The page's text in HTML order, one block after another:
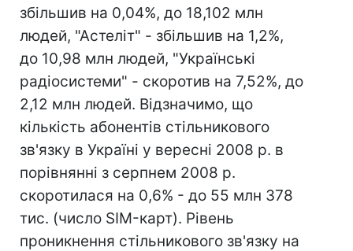
збільшив на 0,04%, до 18,102 млн
людей, "Астеліт" - збільшив на 1,2%,
до 10,98 млн людей, "Українські
радіосистеми" - скоротив на 7,52%, до
2,12 млн людей. Відзначимо, що
кількість абонентів стільникового
зв'язку в Україні у вересні 2008 р. в
порівнянні з серпнем 2008 р.
скоротилася на 0,6% - до 55 млн 378
тис. (число SIM-карт). Рівень
проникнення стільникового зв'язку на